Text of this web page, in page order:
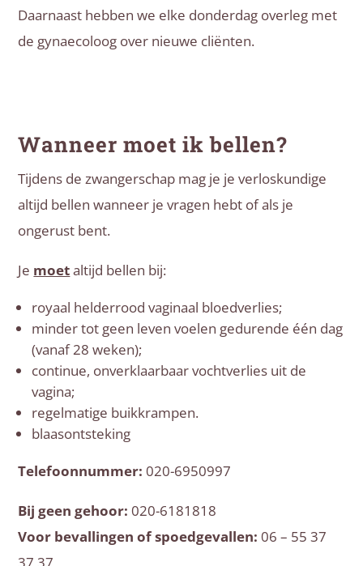
Daarnaast hebben we elke donderdag overleg met
de gynaecoloog over nieuwe cliënten.
Wanneer moet ik bellen?
Tijdens de zwangerschap mag je je verloskundige
altijd bellen wanneer je vragen hebt of als je
ongerust bent.
Je moetaltijd bellen bij:
royaal helderrood vaginaal bloedverlies;
minder tot geen leven voelen gedurende één dag
(vanaf 28 weken);
continue, onverklaarbaar vochtverlies uit de
vagina;
regelmatige buikkrampen.
blaasontsteking
Telefoonnummer: 020-6950997
Bij geen gehoor: 020-6181818
Voor bevallingen of spoedgevallen: 06 – 55 37